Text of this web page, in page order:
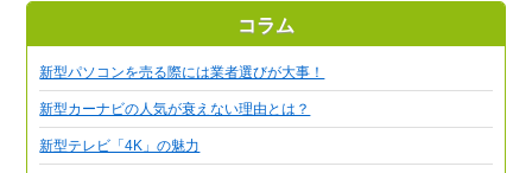
コラム
新型パソコンを売る際には業者選びが大事！
新型カーナビの人気が衰えない理由とは？
新型テレビ「4K」の魅力